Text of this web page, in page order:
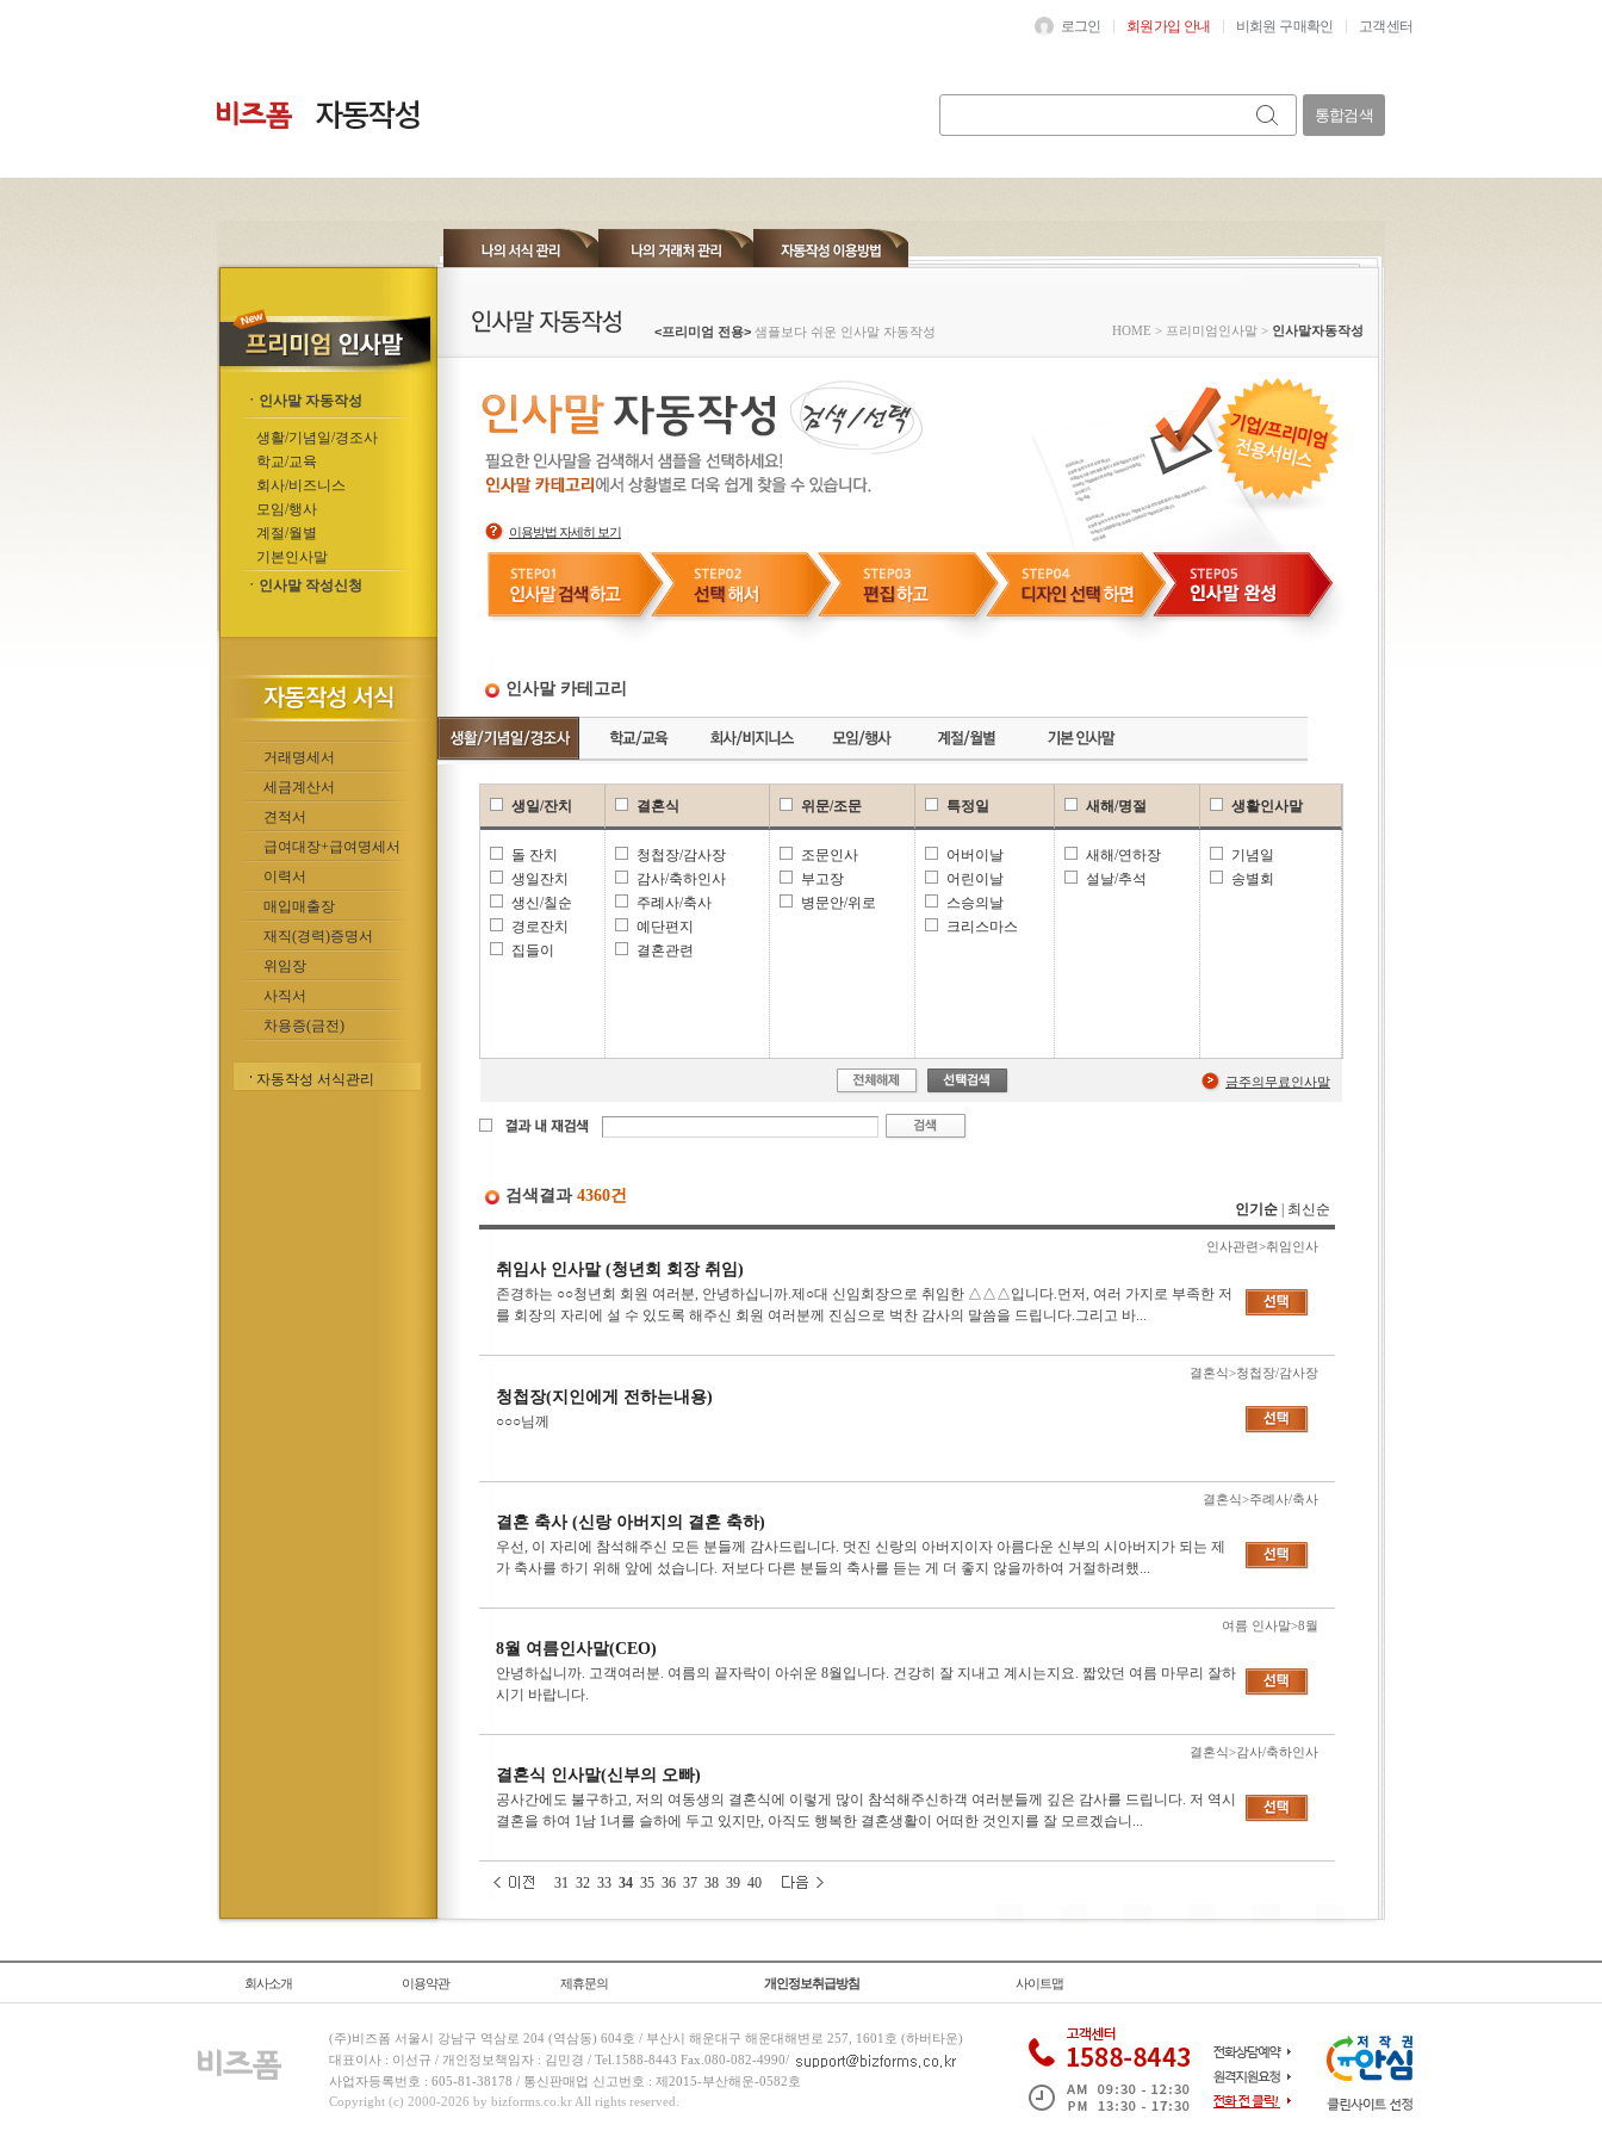
로그인 회원가입 안내 비회원 구매확인 고객센터
통합검색
ㆍ인사말 자동작성
생활/기념일/경조사
학교/교육
회사/비즈니스
모임/행사
계절/월별
기본인사말
ㆍ인사말 작성신청
거래명세서
세금계산서
견적서
급여대장+급여명세서
이력서
매입매출장
재직(경력)증명서
위임장
사직서
차용증(금전)
자동작성 서식관리
<프리미엄 전용> 샘플보다 쉬운 인사말 자동작성 HOME > 프리미엄인사말 > 인사말자동작성
이용방법 자세히 보기
인사말 카테고리
생일/잔치
돌 잔치
생일잔치
생신/칠순
경로잔치
집들이
결혼식
청첩장/감사장
감사/축하인사
주례사/축사
예단편지
결혼관련
위문/조문
조문인사
부고장
병문안/위로
특정일
어버이날
어린이날
스승의날
크리스마스
새해/명절
새해/연하장
설날/추석
생활인사말
기념일
송별회
금주의무료인사말
검색결과 4360건
인기순 최신순
인사관련>취임인사
취임사 인사말 (청년회 회장 취임)
존경하는 ○○청년회 회원 여러분, 안녕하십니까.제○대 신임회장으로 취임한 △△△입니다.먼저, 여러 가지로 부족한 저
를 회장의 자리에 설 수 있도록 해주신 회원 여러분께 진심으로 벅찬 감사의 말씀을 드립니다.그리고 바...
결혼식>청첩장/감사장
청첩장(지인에게 전하는내용)
○○○님께
결혼식>주례사/축사
결혼 축사 (신랑 아버지의 결혼 축하)
우선, 이 자리에 참석해주신 모든 분들께 감사드립니다. 멋진 신랑의 아버지이자 아름다운 신부의 시아버지가 되는 제
가 축사를 하기 위해 앞에 섰습니다. 저보다 다른 분들의 축사를 듣는 게 더 좋지 않을까하여 거절하려했...
여름 인사말>8월
8월 여름인사말(CEO)
안녕하십니까. 고객여러분. 여름의 끝자락이 아쉬운 8월입니다. 건강히 잘 지내고 계시는지요. 짧았던 여름 마무리 잘하
시기 바랍니다.
결혼식>감사/축하인사
결혼식 인사말(신부의 오빠)
공사간에도 불구하고, 저의 여동생의 결혼식에 이렇게 많이 참석해주신하객 여러분들께 깊은 감사를 드립니다. 저 역시
결혼을 하여 1남 1녀를 슬하에 두고 있지만, 아직도 행복한 결혼생활이 어떠한 것인지를 잘 모르겠습니...
31 32 33 34 35 36 37 38 39 40
회사소개 이용약관 제휴문의 개인정보취급방침 사이트맵
(주)비즈폼 서울시 강남구 역삼로 204 (역삼동) 604호 / 부산시 해운대구 해운대해변로 257, 1601호 (하버타운)
대표이사 : 이선규 / 개인정보책임자 : 김민경 / Tel.1588-8443 Fax.080-082-4990/
사업자등록번호 : 605-81-38178 / 통신판매업 신고번호 : 제2015-부산해운-0582호
Copyright (c) 2000-2026 by bizforms.co.kr All rights reserved.